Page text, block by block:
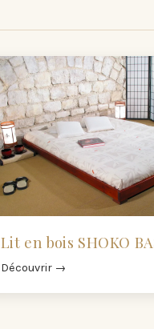
Lit en bois SHOKO
Découvrir →